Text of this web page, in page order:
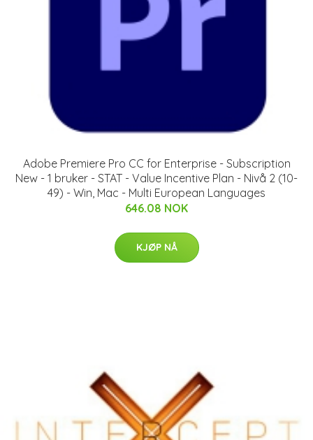
Adobe Premiere Pro CC for Enterprise - Subscription
New - 1 bruker - STAT - Value Incentive Plan - Nivå 2 (10-
49) - Win, Mac - Multi European Languages
646.08 NOK
KJØP NÅ